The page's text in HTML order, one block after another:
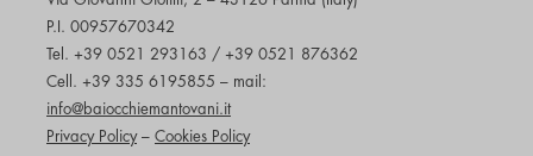
P.I. 00957670342
Tel. +39 0521 293163 / +39 0521 876362
Cell. +39 335 6195855 – mail:
info@baiocchiemantovani.it
Privacy Policy– Cookies Policy